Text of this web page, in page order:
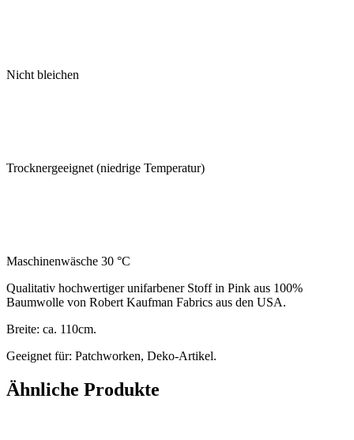
Nicht bleichen
Trocknergeeignet (niedrige Temperatur)
Maschinenwäsche 30 °C
Qualitativ hochwertiger unifarbener Stoff in Pink aus 100%
Baumwolle von Robert Kaufman Fabrics aus den USA.
Breite: ca. 110cm.
Geeignet für: Patchworken, Deko-Artikel.
Ähnliche Produkte